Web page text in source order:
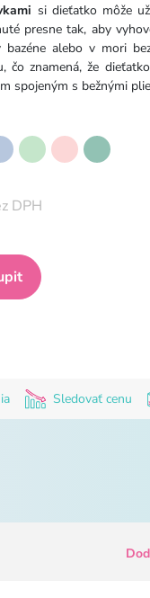
si dieťatko môže
presne tak, aby
alebo v mori
čo znamená, že
spojeným s bežnými
DPH
Sledovať cenu